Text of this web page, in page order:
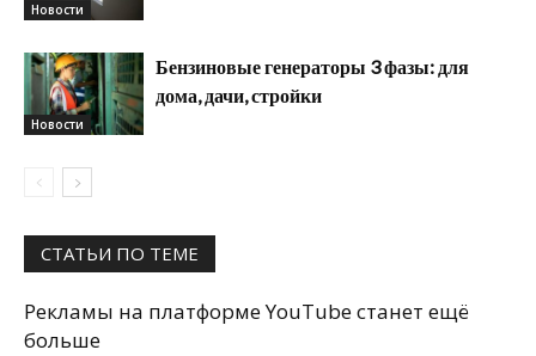
Новости
Новости
Бензиновые генераторы 3 фазы: для
дома, дачи, стройки
СТАТЬИ ПО ТЕМЕ
Рекламы на платформе YouTube станет ещё
больше